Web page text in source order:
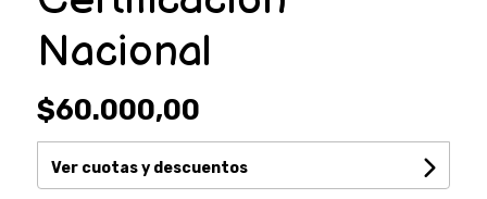
Nacional
$60.000,00
Ver cuotas y descuentos